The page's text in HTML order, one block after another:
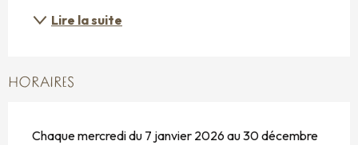
Lire la suite
HORAIRES
Chaque mercredi du 7 janvier 2026 au 30 décembre